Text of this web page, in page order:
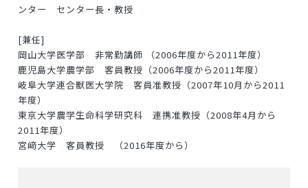
ンター センター長・教授
[兼任]
岡山大学医学部 非常勤講師 （2006年度から2011年度）
鹿児島大学農学部 客員教授（2006年度から2011年度）
岐阜大学連合獣医大学院 客員准教授（2007年10月から2011
年度）
東京大学農学生命科学研究科 連携准教授（2008年4月から
2011年度）
宮﨑大学 客員教授 （2016年度から）